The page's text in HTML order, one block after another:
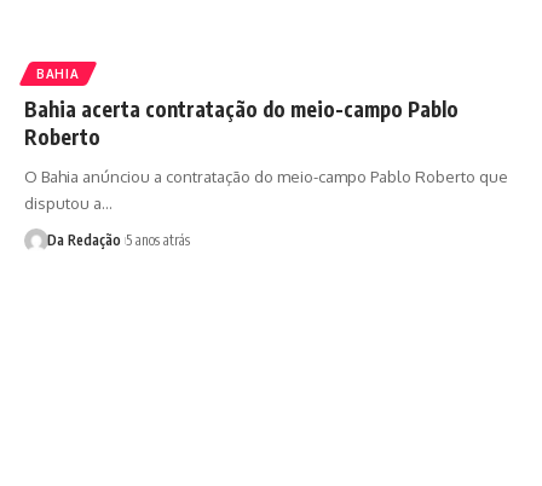
BAHIA
Bahia acerta contratação do meio-campo Pablo
Roberto
O Bahia anúnciou a contratação do meio-campo Pablo Roberto que
disputou a…
Da Redação 5 anos atrás